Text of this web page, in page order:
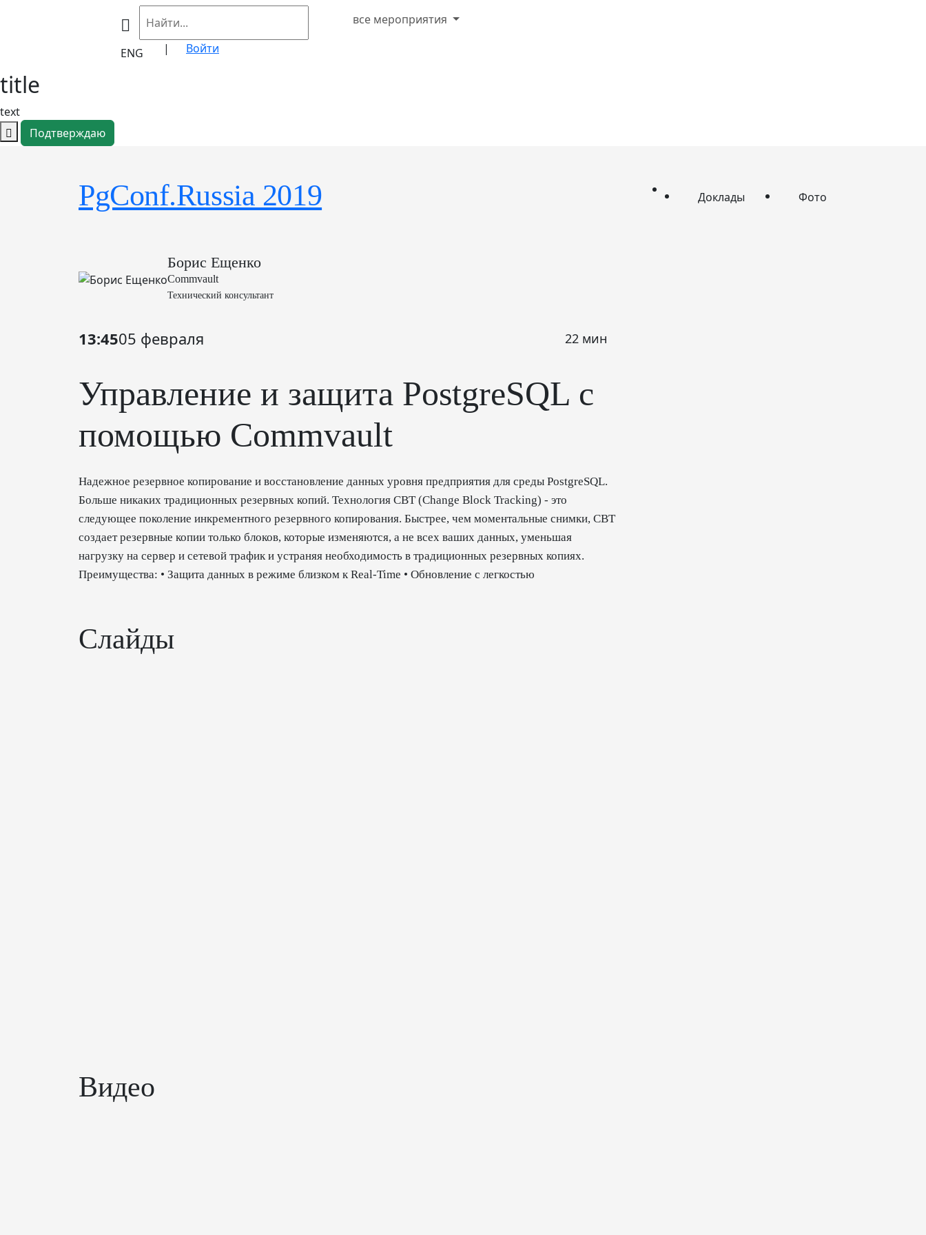
все мероприятия
ENG | Войти
title
text
Подтверждаю
PgConf.Russia 2019 Доклады Фото
Борис Ещенко
Commvault
Технический консультант
13:4505 февраля 22 мин
Управление и защита PostgreSQL c
помощью Commvault
Надежное резервное копирование и восстановление данных уровня предприятия для среды PostgreSQL.
Больше никаких традиционных резервных копий. Технология CBT (Change Block Tracking) - это
следующее поколение инкрементного резервного копирования. Быстрее, чем моментальные снимки, CBT
создает резервные копии только блоков, которые изменяются, а не всех ваших данных, уменьшая
нагрузку на сервер и сетевой трафик и устраняя необходимость в традиционных резервных копиях.
Преимущества: • Защита данных в режиме близком к Real-Time • Обновление с легкостью
Слайды
Видео